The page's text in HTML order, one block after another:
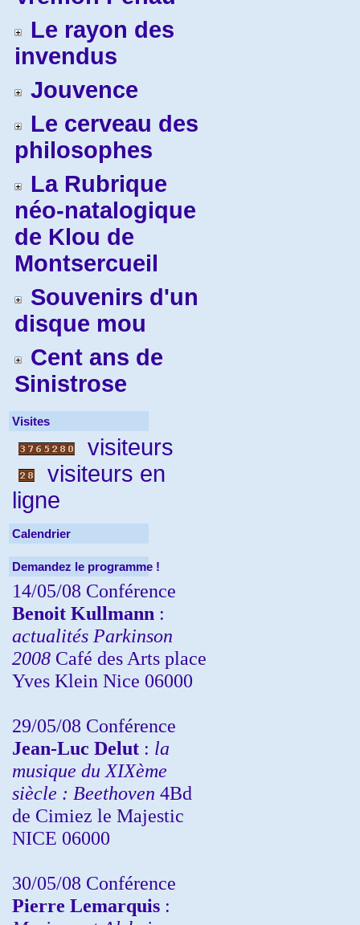
Le rayon des
invendus
Jouvence
Le cerveau des
philosophes
La Rubrique
néo-natalogique
de Klou de
Montsercueil
Souvenirs d'un
disque mou
Cent ans de
Sinistrose
Visites
visiteurs
visiteurs en
ligne
Calendrier
Demandez le programme !
14/05/08 Conférence
Benoit Kullmann :
actualités Parkinson
2008 Café des Arts place
Yves Klein Nice 06000
29/05/08 Conférence
Jean-Luc Delut : la
musique du XIXème
siècle : Beethoven 4Bd
de Cimiez le Majestic
NICE 06000
30/05/08 Conférence
Pierre Lemarquis :